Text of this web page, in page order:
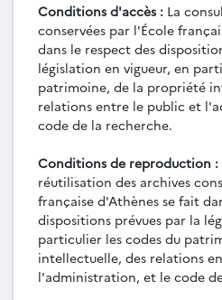
Conditions d'accès : La
conservées par l'École
dans le respect des
législation en vigueur, en
patrimoine, de la propriété
relations entre le public et
code de la recherche.
Conditions de reproduction :
réutilisation des archives
française d'Athènes se fait
dispositions prévues par la
particulier les codes du
intellectuelle, des relations
l'administration, et le code